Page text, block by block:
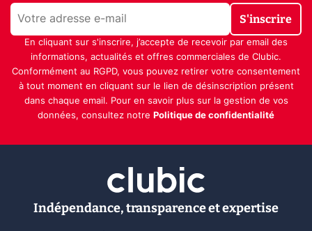
S'inscrire
En cliquant sur s'inscrire, j’accepte de recevoir par email des
informations, actualités et offres commerciales de Clubic.
Conformément au RGPD, vous pouvez retirer votre consentement
à tout moment en cliquant sur le lien de désinscription présent
dans chaque email. Pour en savoir plus sur la gestion de vos
données, consultez notre Politique de confidentialité
Indépendance, transparence et expertise